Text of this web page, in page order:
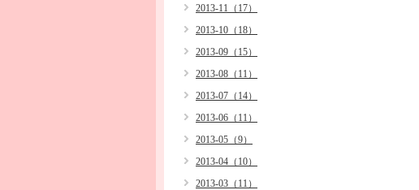
2013-11（17）
2013-10（18）
2013-09（15）
2013-08（11）
2013-07（14）
2013-06（11）
2013-05（9）
2013-04（10）
2013-03（11）